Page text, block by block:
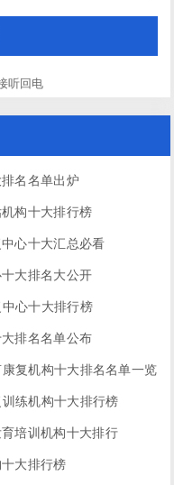
听回电
名名单出炉
构十大排行榜
心十大汇总必看
大排名大公开
心十大排行榜
排名名单公布
复机构十大排名名单一览
练机构十大排行榜
培训机构十大排行
大排行榜